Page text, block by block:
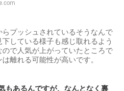
プッシュされているそうなんで
している様子も感じ取れるよう
で人気が上がっていたところで
離れる可能性が高いです。
もあるんですが、なんとなく裏